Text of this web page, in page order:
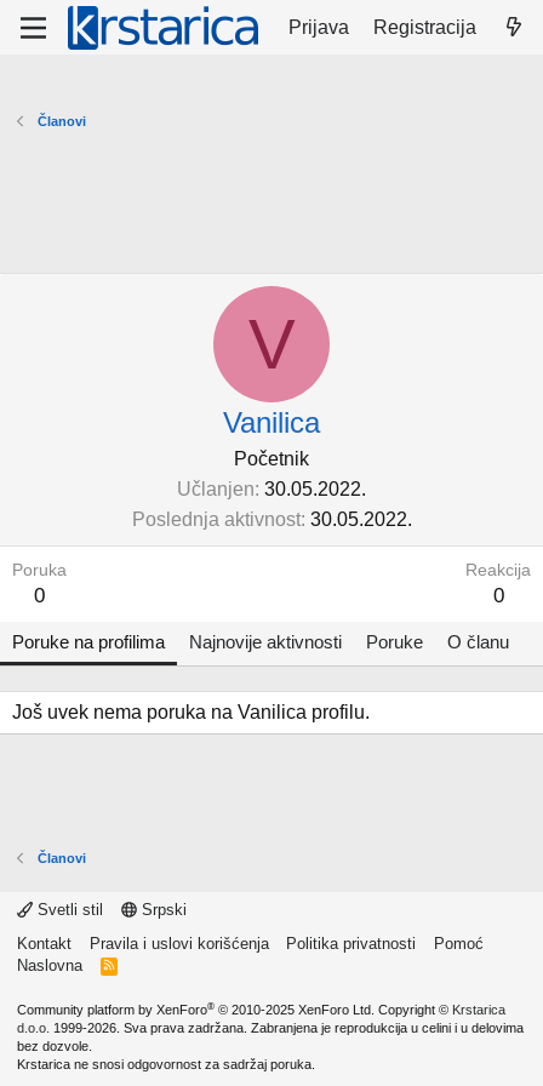
Prijava Registracija
Članovi
V
Vanilica
Početnik
Učlanjen 30.05.2022.
Poslednja aktivnost 30.05.2022.
Poruka
0
Reakcija
0
Poruke na profilima Najnovije aktivnosti Poruke O članu
Još uvek nema poruka na Vanilica profilu.
Članovi
Svetli stil
Srpski
Kontakt
Pravila i uslovi korišćenja Politika privatnosti
Pomoć
Naslovna
R
Community platform by XenForo® © 2010-2025 XenForo Ltd. Copyright © Krstarica
d.o.o. 1999-2026. Sva prava zadržana. Zabranjena je reprodukcija u celini i u delovima
bez dozvole.
Krstarica ne snosi odgovornost za sadržaj poruka.